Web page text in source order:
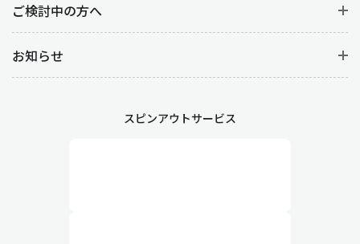
ご検討中の方へ
お知らせ
スピンアウトサービス